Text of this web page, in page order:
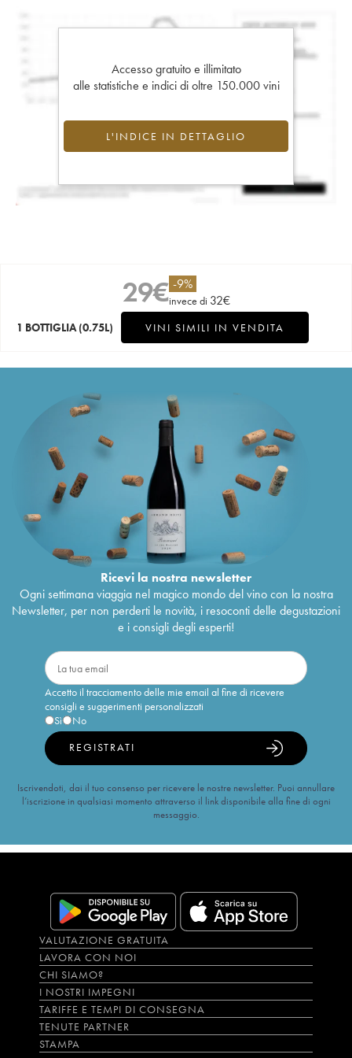
Accesso gratuito e illimitato
alle statistiche e indici di oltre 150.000 vini
L'INDICE IN DETTAGLIO
29€ -9%
invece di 32€
1 BOTTIGLIA (0.75L) VINI SIMILI IN VENDITA
Ricevi la nostra newsletter
Ogni settimana viaggia nel magico mondo del vino con la nostra
Newsletter, per non perderti le novità, i resoconti delle degustazioni
e i consigli degli esperti!
Accetto il tracciamento delle mie email al fine di ricevere
consigli e suggerimenti personalizzati
Sì
No
REGISTRATI
Iscrivendoti, dai il tuo consenso per ricevere le nostre newsletter. Puoi annullare
l’iscrizione in qualsiasi momento attraverso il link disponibile alla fine di ogni
messaggio.
VALUTAZIONE GRATUITA
LAVORA CON NOI
CHI SIAMO?
I NOSTRI IMPEGNI
TARIFFE E TEMPI DI CONSEGNA
TENUTE PARTNER
STAMPA